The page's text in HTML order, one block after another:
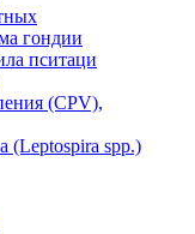
гондии
пситаци
(CPV),
spp.)